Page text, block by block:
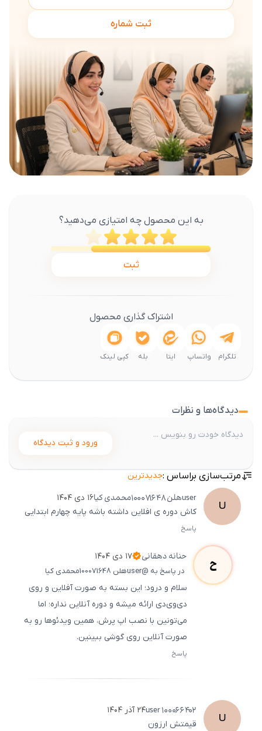
ثبت شماره
به این محصول چه امتیازی می‌دهید؟
ثبت
اشتراک گذاری محصول
تلگرام واتساپ ایتا بله کپی لینک
دیدگاه‌ها و نظرات
ورود و ثبت دیدگاه
مرتب‌سازی براساس :جدیدترین
U userهلن 100071648محمدی کیا
۱۶ دی ۱۴۰۴
کاش دوره ی افلاین داشته باشه پایه چهارم ابتدایی
پاسخ
ح حنانهدهقانی ۱۷ دی ۱۴۰۴
در پاسخ به @userهلن 100071648محمدی کیا
سلام و درود؛ این بسته به‌ صورت آفلاین و روی
دی‌وی‌دی ارائه میشه و دوره آنلاین نداره؛ اما
می‌تونین با نصب اپ پرش‌، همین ویدئوها رو به‌
صورت آنلاین روی گوشی ببینین.
پاسخ
U
user100066402
۲۴ آذر ۱۴۰۴
قیمتش ارزون